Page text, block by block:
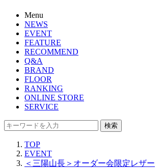
Menu
NEWS
EVENT
FEATURE
RECOMMEND
Q&A
BRAND
FLOOR
RANKING
ONLINE STORE
SERVICE
検索
TOP
EVENT
＜三陽山長＞オーダー会限定レザー